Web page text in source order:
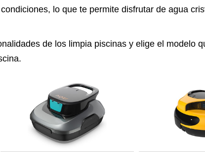
lo que te permite disfrutar de agua
de los limpia piscinas y elige el modelo